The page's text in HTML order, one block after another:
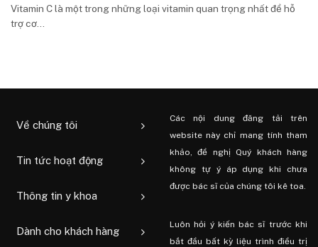
Vitamin C là một trong những loại vitamin quan trọng nhất để hỗ
trợ cơ...
Về chúng tôi
Tin tức hoạt động
Thông tin y khoa
Dành cho khách hàng
Các nội dung đăng tải trên
website này chỉ mang tính tham
khảo, đề nghị Quý khách hàng
không tự ý áp dụng khi chưa
được bác sĩ của chúng tôi kê toa.
Luôn hỏi ý kiến ​​bác sĩ trước khi
bắt đầu bất kỳ liệu trình điều trị